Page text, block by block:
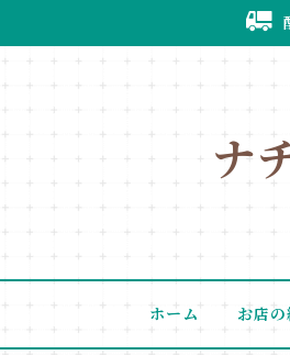
ナ
ホーム お店